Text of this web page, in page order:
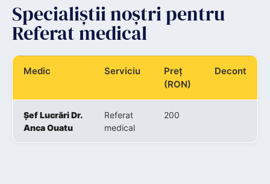
Specialiștii noștri pentru
Referat medical
Medic Serviciu
Preț
(RON)
Decont
Șef Lucrări Dr.
Anca Ouatu
Referat
medical
200